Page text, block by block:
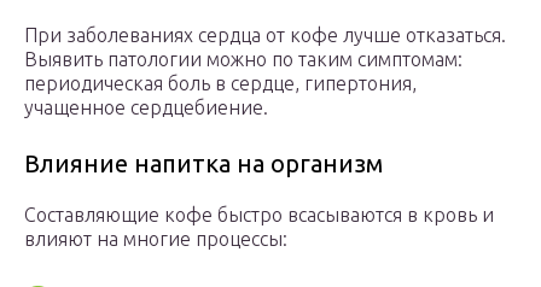
При заболеваниях сердца от кофе лучше отказаться.
Выявить патологии можно по таким симптомам:
периодическая боль в сердце, гипертония,
учащенное сердцебиение.
Влияние напитка на организм
Составляющие кофе быстро всасываются в кровь и
влияют на многие процессы: